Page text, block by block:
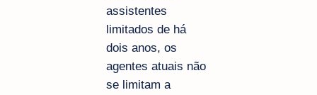
assistentes
limitados de há
dois anos, os
agentes atuais não
se limitam a